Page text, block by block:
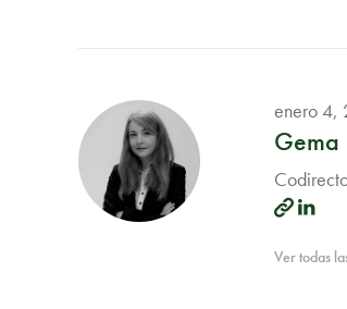
enero 4,
Ver todas